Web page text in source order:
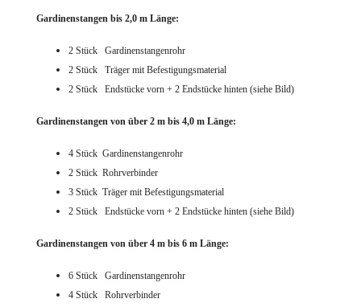
Gardinenstangen bis 2,0 m Länge:
2 Stück Gardinenstangenrohr
2 Stück Träger mit Befestigungsmaterial
2 Stück Endstücke vorn + 2 Endstücke hinten (siehe Bild)
Gardinenstangen von über 2 m bis 4,0 m Länge:
4 Stück Gardinenstangenrohr
2 Stück Rohrverbinder
3 Stück Träger mit Befestigungsmaterial
2 Stück Endstücke vorn + 2 Endstücke hinten (siehe Bild)
Gardinenstangen von über 4 m bis 6 m Länge:
6 Stück Gardinenstangenrohr
4 Stück Rohrverbinder